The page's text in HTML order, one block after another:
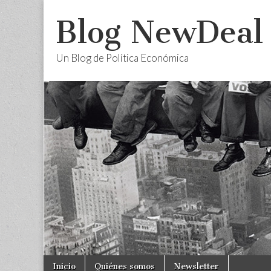
Blog NewDeal
Un Blog de Política Económica
Main
Skip
Inicio Quiénes somos Newsletter